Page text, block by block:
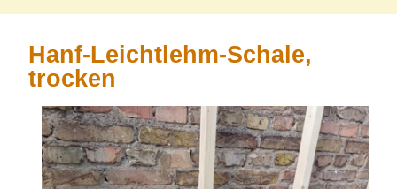
Hanf-Leichtlehm-Schale,
trocken